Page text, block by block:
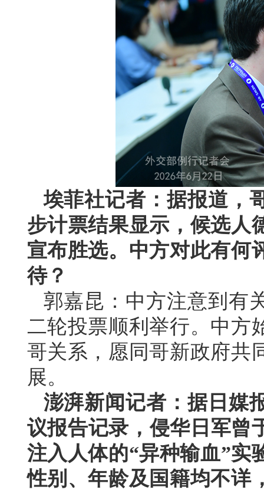
埃菲社记者：据报道，
步计票结果显示，候选人
宣布胜选。中方对此有何
待？
郭嘉昆：中方注意到有
二轮投票顺利举行。中方
哥关系，愿同哥新政府共
展。
澎湃新闻记者：据日媒
议报告记录，侵华日军曾
注入人体的“异种输血”实
性别、年龄及国籍均不详